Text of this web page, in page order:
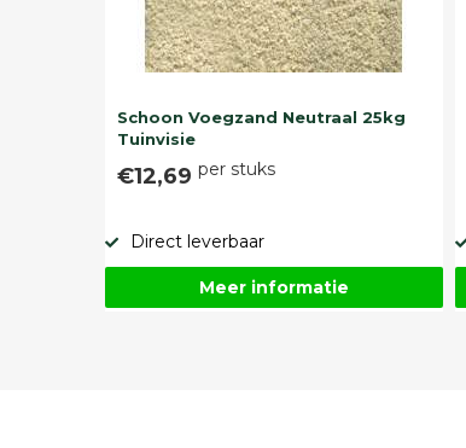
Schoon Voegzand Neutraal 25kg
Tuinvisie
€12,69 per stuks
Direct leverbaar
Meer informatie